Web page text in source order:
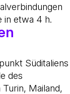
in etwa 4 h.
Süditaliens
des
Mailand,